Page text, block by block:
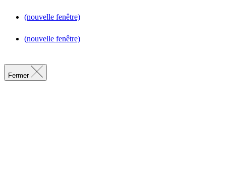
(nouvelle fenêtre)
(nouvelle fenêtre)
Fermer